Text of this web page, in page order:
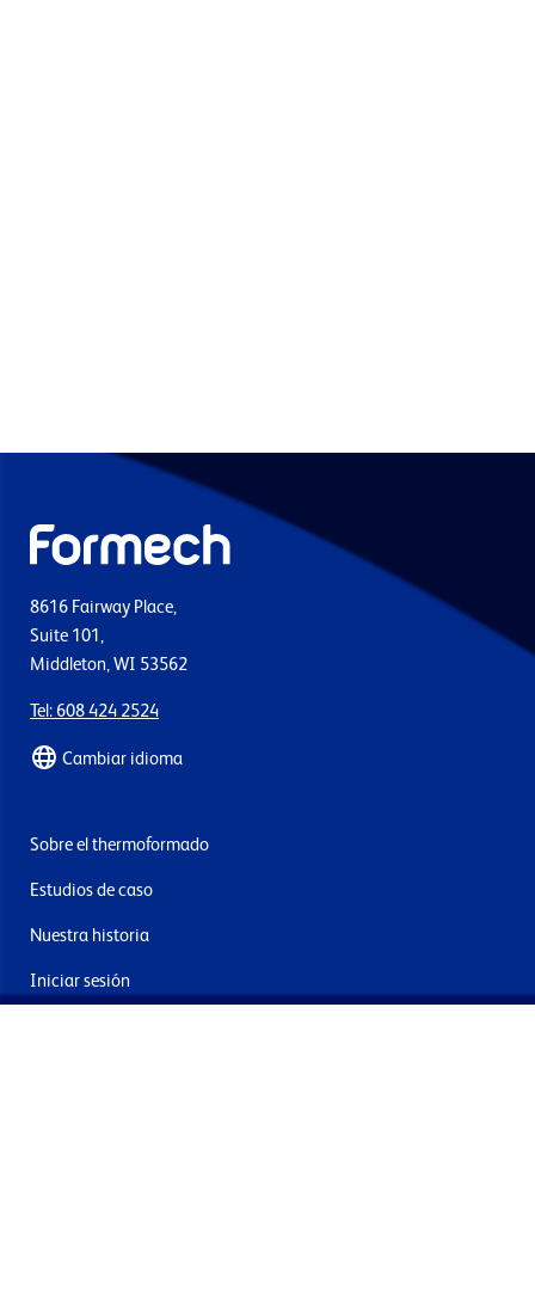
8616 Fairway Place,
Suite 101,
Middleton, WI 53562
Tel: 608 424 2524
Cambiar idioma
Sobre el thermoformado
Estudios de caso
Nuestra historia
Iniciar sesión